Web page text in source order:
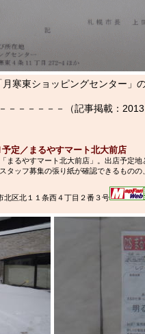
寒東ショッピングセンター」
－－－－－－（記事掲載：
定／まるやすマート北大前店
まるやすマート北大前店」。出店予定
タッフ募集の張り紙が確認できるもの
北区北１１条西４丁目２番３号